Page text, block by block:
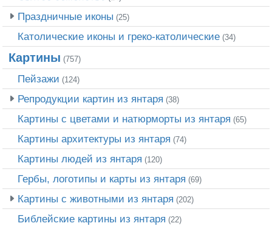
Праздничные иконы (25)
Католические иконы и греко-католические (34)
Картины (757)
Пейзажи (124)
Репродукции картин из янтаря (38)
Картины с цветами и натюрморты из янтаря (65)
Картины архитектуры из янтаря (74)
Картины людей из янтаря (120)
Гербы, логотипы и карты из янтаря (69)
Картины с животными из янтаря (202)
Библейские картины из янтаря (22)